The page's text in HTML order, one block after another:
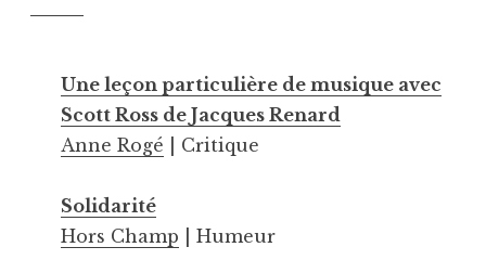
Une leçon particulière de musique avec
Scott Ross de Jacques Renard
Anne Rogé | Critique
Solidarité
Hors Champ | Humeur